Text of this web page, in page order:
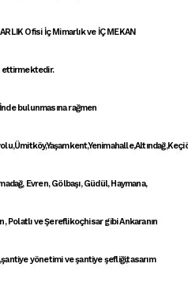
Ofisi İç Mimarlık ve İÇ MEKAN
ettirmektedir.
nde bulunmasına rağmen
Evren, Gölbaşı, Güdül, Haymana,
Polatlı ve Şereflikoçhisar gibi Ankaranın
,şantiye yönetimi ve şantiye şefliği,tasarım